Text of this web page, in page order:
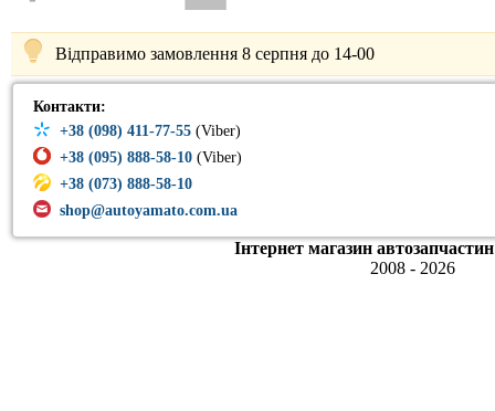
Відправимо замовлення 8 серпня до 14-00
Контакти:
+38 (098) 411-77-55 (Viber)
+38 (095) 888-58-10 (Viber)
+38 (073) 888-58-10
shop@autoyamato.com.ua
Інтернет магазин
2008 - 2026